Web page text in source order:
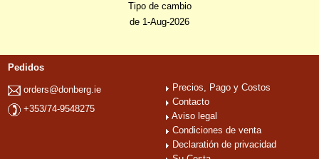
Tipo de cambio
de 1-Aug-2026
Pedidos
orders@donberg.ie
+353/74-9548275
Precios, Pago y Costos
Contacto
Aviso legal
Condiciones de venta
Declaratión de privacidad